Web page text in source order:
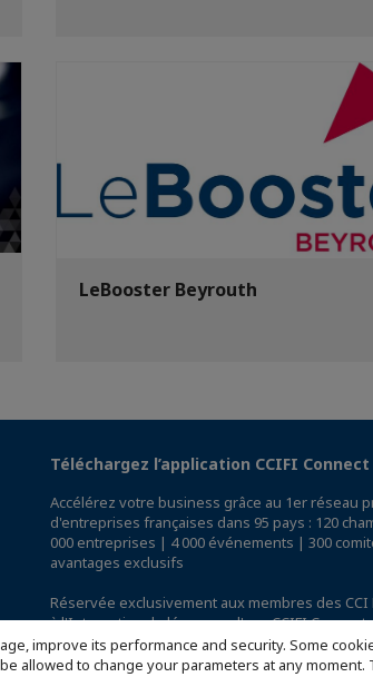
improve its performance and security. Some
allowed to change your parameters at any
LeBooster Beyrouth
Téléchargez l’application CCIFI Connect
Accélérez votre business grâce au 1er réseau
d'entreprises françaises dans 95 pays : 120
000 entreprises | 4 000 événements | 300
avantages exclusifs
Réservée exclusivement aux membres des CCI
à l'International,découvrez l'app CCIFI Connect.